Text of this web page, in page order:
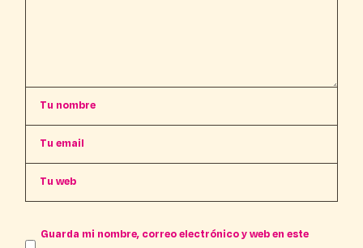
Guarda mi nombre, correo electrónico y web en este